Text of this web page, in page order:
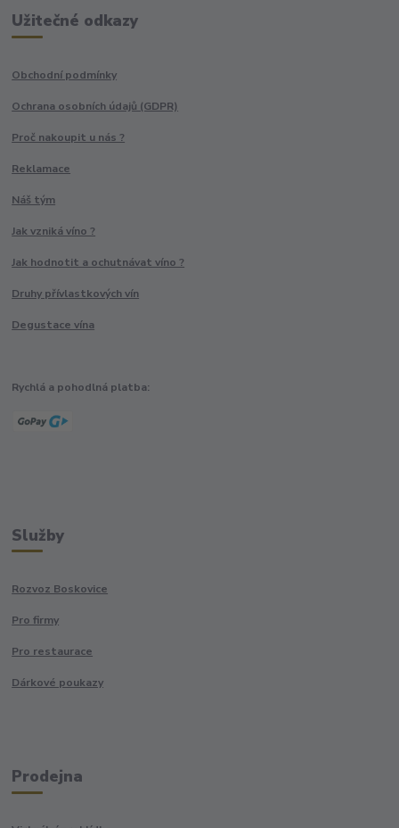
Užitečné odkazy
Obchodní podmínky
Ochrana osobních údajů (GDPR)
Proč nakoupit u nás ?
Reklamace
Náš tým
Jak vzniká víno ?
Jak hodnotit a ochutnávat víno ?
Druhy přívlastkových vín
Degustace vína
Rychlá a pohodlná platba:
Služby
Rozvoz Boskovice
Pro firmy
Pro restaurace
Dárkové poukazy
Prodejna